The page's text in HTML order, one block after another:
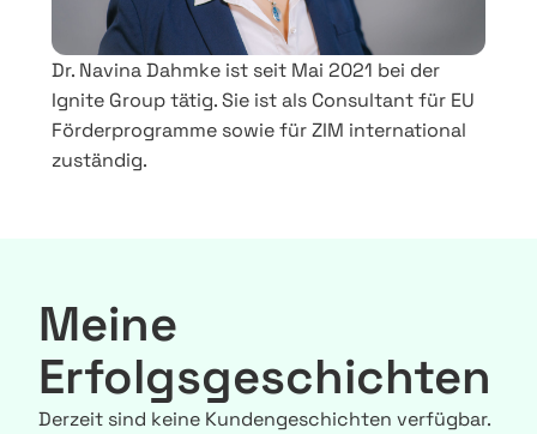
Dr. Navina Dahmke ist seit Mai 2021 bei der
Ignite Group tätig. Sie ist als Consultant für EU
Förderprogramme sowie für ZIM international
zuständig.
Meine
Erfolgsgeschichten
Derzeit sind keine Kundengeschichten verfügbar.